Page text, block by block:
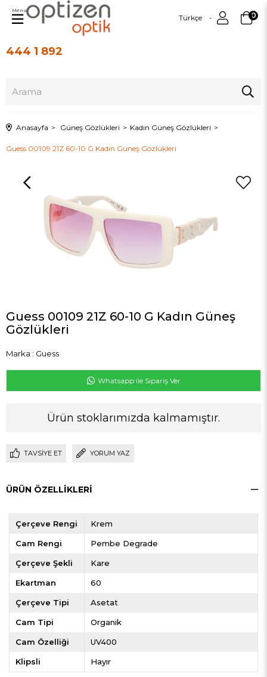
444 1 892
Türkçe 0
Menu
Anasayfa Güneş Gözlükleri Kadın Güneş Gözlükleri
Guess 00109 21Z 60-10 G Kadın Güneş Gözlükleri
Guess 00109 21Z 60-10 G Kadın Güneş
Gözlükleri
Marka : Guess
Whatsapp ile Sipariş Ver
Ürün stoklarımızda kalmamıştır.
TAVSIYE ET YORUM YAZ
ÜRÜN ÖZELLIKLERI
Çerçeve Rengi Krem
Cam Rengi Pembe Degrade
Çerçeve Şekli Kare
Ekartman 60
Çerçeve Tipi Asetat
Cam Tipi Organik
Cam Özelliği UV400
Klipsli Hayır